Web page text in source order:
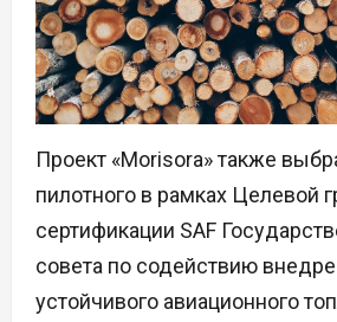
Проект «Morisora» также
пилотного в рамках Целевой
сертификации SAF
совета по содействию
устойчивого авиационного